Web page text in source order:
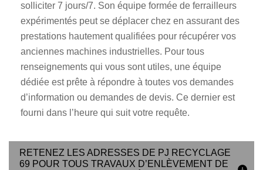
solliciter 7 jours/7. Son équipe formée de ferrailleurs
expérimentés peut se déplacer chez en assurant des
prestations hautement qualifiées pour récupérer vos
anciennes machines industrielles. Pour tous
renseignements qui vous sont utiles, une équipe
dédiée est prête à répondre à toutes vos demandes
d’information ou demandes de devis. Ce dernier est
fourni dans l’heure qui suit votre requête.
RETENEZ LES ADRESSES DE PJ RECYCLAGE
69 POUR TOUS TRAVAUX D’ENLÈVEMENT DE